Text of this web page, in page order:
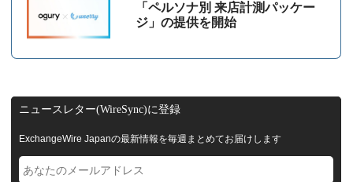
「ペルソナ別 来店計測パッケー
ジ」の提供を開始
ニュースレター(WireSync)に登録
ExchangeWire Japanの最新情報を毎週まとめてお届けします